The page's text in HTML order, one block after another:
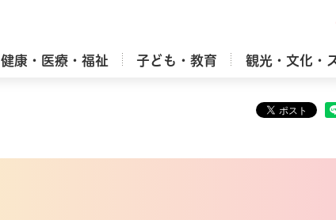
健康・医療・福祉 子ども・教育 観光・文化・